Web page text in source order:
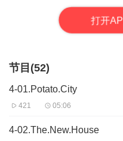
打开AP
节目(52)
4-01.Potato.City
421 05:06
4-02.The.New.House